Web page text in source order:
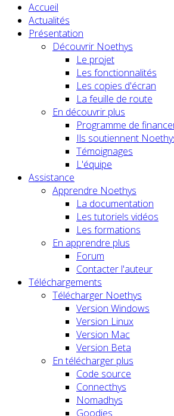
Accueil
Actualités
Présentation
Découvrir Noethys
Le projet
Les fonctionnalités
Les copies d'écran
La feuille de route
En découvrir plus
Programme de
Ils soutiennent
Témoignages
L'équipe
Assistance
Apprendre Noethys
La documentation
Les tutoriels vidéos
Les formations
En apprendre plus
Forum
Contacter l'auteur
Téléchargements
Télécharger Noethys
Version Windows
Version Linux
Version Mac
Version Beta
En télécharger plus
Code source
Connecthys
Nomadhys
Goodies